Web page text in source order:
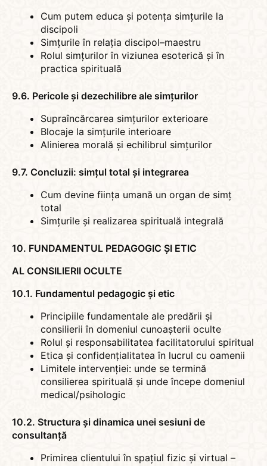
Cum putem educa și potența simțurile la
discipoli
Simțurile în relația discipol–maestru
Rolul simțurilor în viziunea esoterică și în
practica spirituală
9.6. Pericole și dezechilibre ale simțurilor
Supraîncărcarea simțurilor exterioare
Blocaje la simțurile interioare
Alinierea morală și echilibrul simțurilor
9.7. Concluzii: simțul total și integrarea
Cum devine ființa umană un organ de simț
total
Simțurile și realizarea spirituală integrală
10. FUNDAMENTUL PEDAGOGIC ȘI ETIC
AL CONSILIERII OCULTE
10.1. Fundamentul pedagogic și etic
Principiile fundamentale ale predării și
consilierii în domeniul cunoașterii oculte
Rolul și responsabilitatea facilitatorului spiritual
Etica și confidențialitatea în lucrul cu oamenii
Limitele intervenției: unde se termină
consilierea spirituală și unde începe domeniul
medical/psihologic
10.2. Structura și dinamica unei sesiuni de
consultanță
Primirea clientului în spațiul fizic și virtual –